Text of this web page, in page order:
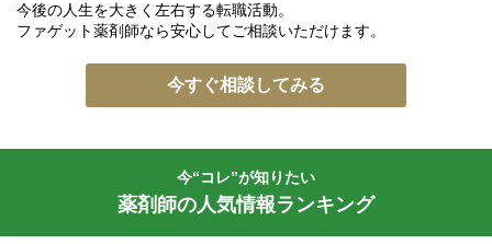
今後の人生を大きく左右する転職活動。
ファゲット薬剤師なら安心してご相談いただけます。
今すぐ相談してみる
今“コレ”が知りたい
薬剤師の人気情報ランキング